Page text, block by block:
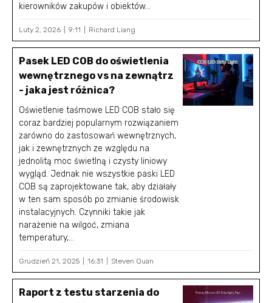
kierowników zakupów i obiektów...
Luty 2, 2026 9:11 Richard Liang
Pasek LED COB do oświetlenia
wewnętrznego vs na zewnątrz
- jaka jest różnica?
Oświetlenie taśmowe LED COB stało się
coraz bardziej popularnym rozwiązaniem
zarówno do zastosowań wewnętrznych,
jak i zewnętrznych ze względu na
jednolitą moc świetlną i czysty liniowy
wygląd. Jednak nie wszystkie paski LED
COB są zaprojektowane tak, aby działały
w ten sam sposób po zmianie środowisk
instalacyjnych. Czynniki takie jak
narażenie na wilgoć, zmiana
temperatury,...
Grudzień 21, 2025 16:31 Steven Quan
Raport z testu starzenia do